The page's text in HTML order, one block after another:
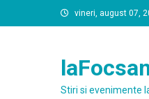
to
vineri, august 07,
Stiri si evenimente